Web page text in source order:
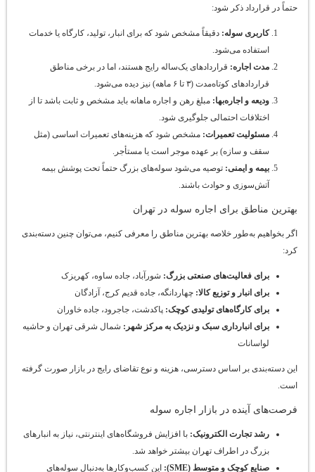
حتماً در قرارداد ذکر شود:
کاربری سوله:دقیقاً مشخص شود که برای انبار، تولید، کارگاه یا خدمات
استفاده می‌شود.
مدت اجاره: قراردادهای یک‌ساله رایج هستند، اما در برخی مناطق
قراردادهای کوتاه‌مدت (۳ تا ۶ ماهه) نیز دیده می‌شود.
ودیعه و اجاره‌بها:مبلغ رهن و اجاره ماهانه باید مشخص و ثابت باشد تا از
اختلافات احتمالی جلوگیری شود.
مسئولیت تعمیرات:مشخص شود که هزینه‌های تعمیرات اساسی (مثل
سقف و سازه) بر عهده موجر است یا مستأجر.
بیمه و ایمنی:توصیه می‌شود سوله‌های بزرگ حتماً تحت پوشش بیمه
آتش‌سوزی و حوادث باشند.
بهترین مناطق برای اجاره سوله در تهران
اگر بخواهیم به‌طور خلاصه بهترین مناطق را معرفی کنیم، می‌توان چنین دسته‌بندی
کرد:
برای فعالیت‌های صنعتی بزرگ:شورآباد، جاده ساوه، کهریزک
برای انبار و توزیع کالا:چهاردانگه، جاده قدیم کرج، آزادگان
برای کارگاه‌های تولیدی کوچک:پاکدشت، جاجرود، جاده خاوران
برای انبارداری سبک و نزدیک به مرکز شهر:شمال شرقی تهران و حاشیه
لواسانات
این دسته‌بندی بر اساس دسترسی، هزینه و نوع تقاضای رایج در بازار صورت گرفته
است.
فرصت‌های آینده در بازار اجاره سوله
رشد تجارت الکترونیک:با افزایش فروشگاه‌های اینترنتی، نیاز به انبارهای
بزرگ در اطراف تهران بیشتر خواهد شد.
صنایع کوچک و متوسط(SME):
این کسب‌وکارها به‌دنبال سوله‌های